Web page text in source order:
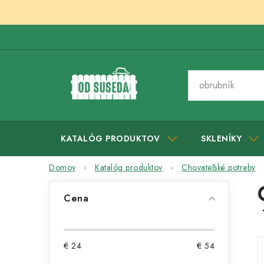
KATALÓG PRODUKTOV SKLENÍKY
Domov Katalóg produktov Chovateľské potreby
Cena
€ 24 € 54